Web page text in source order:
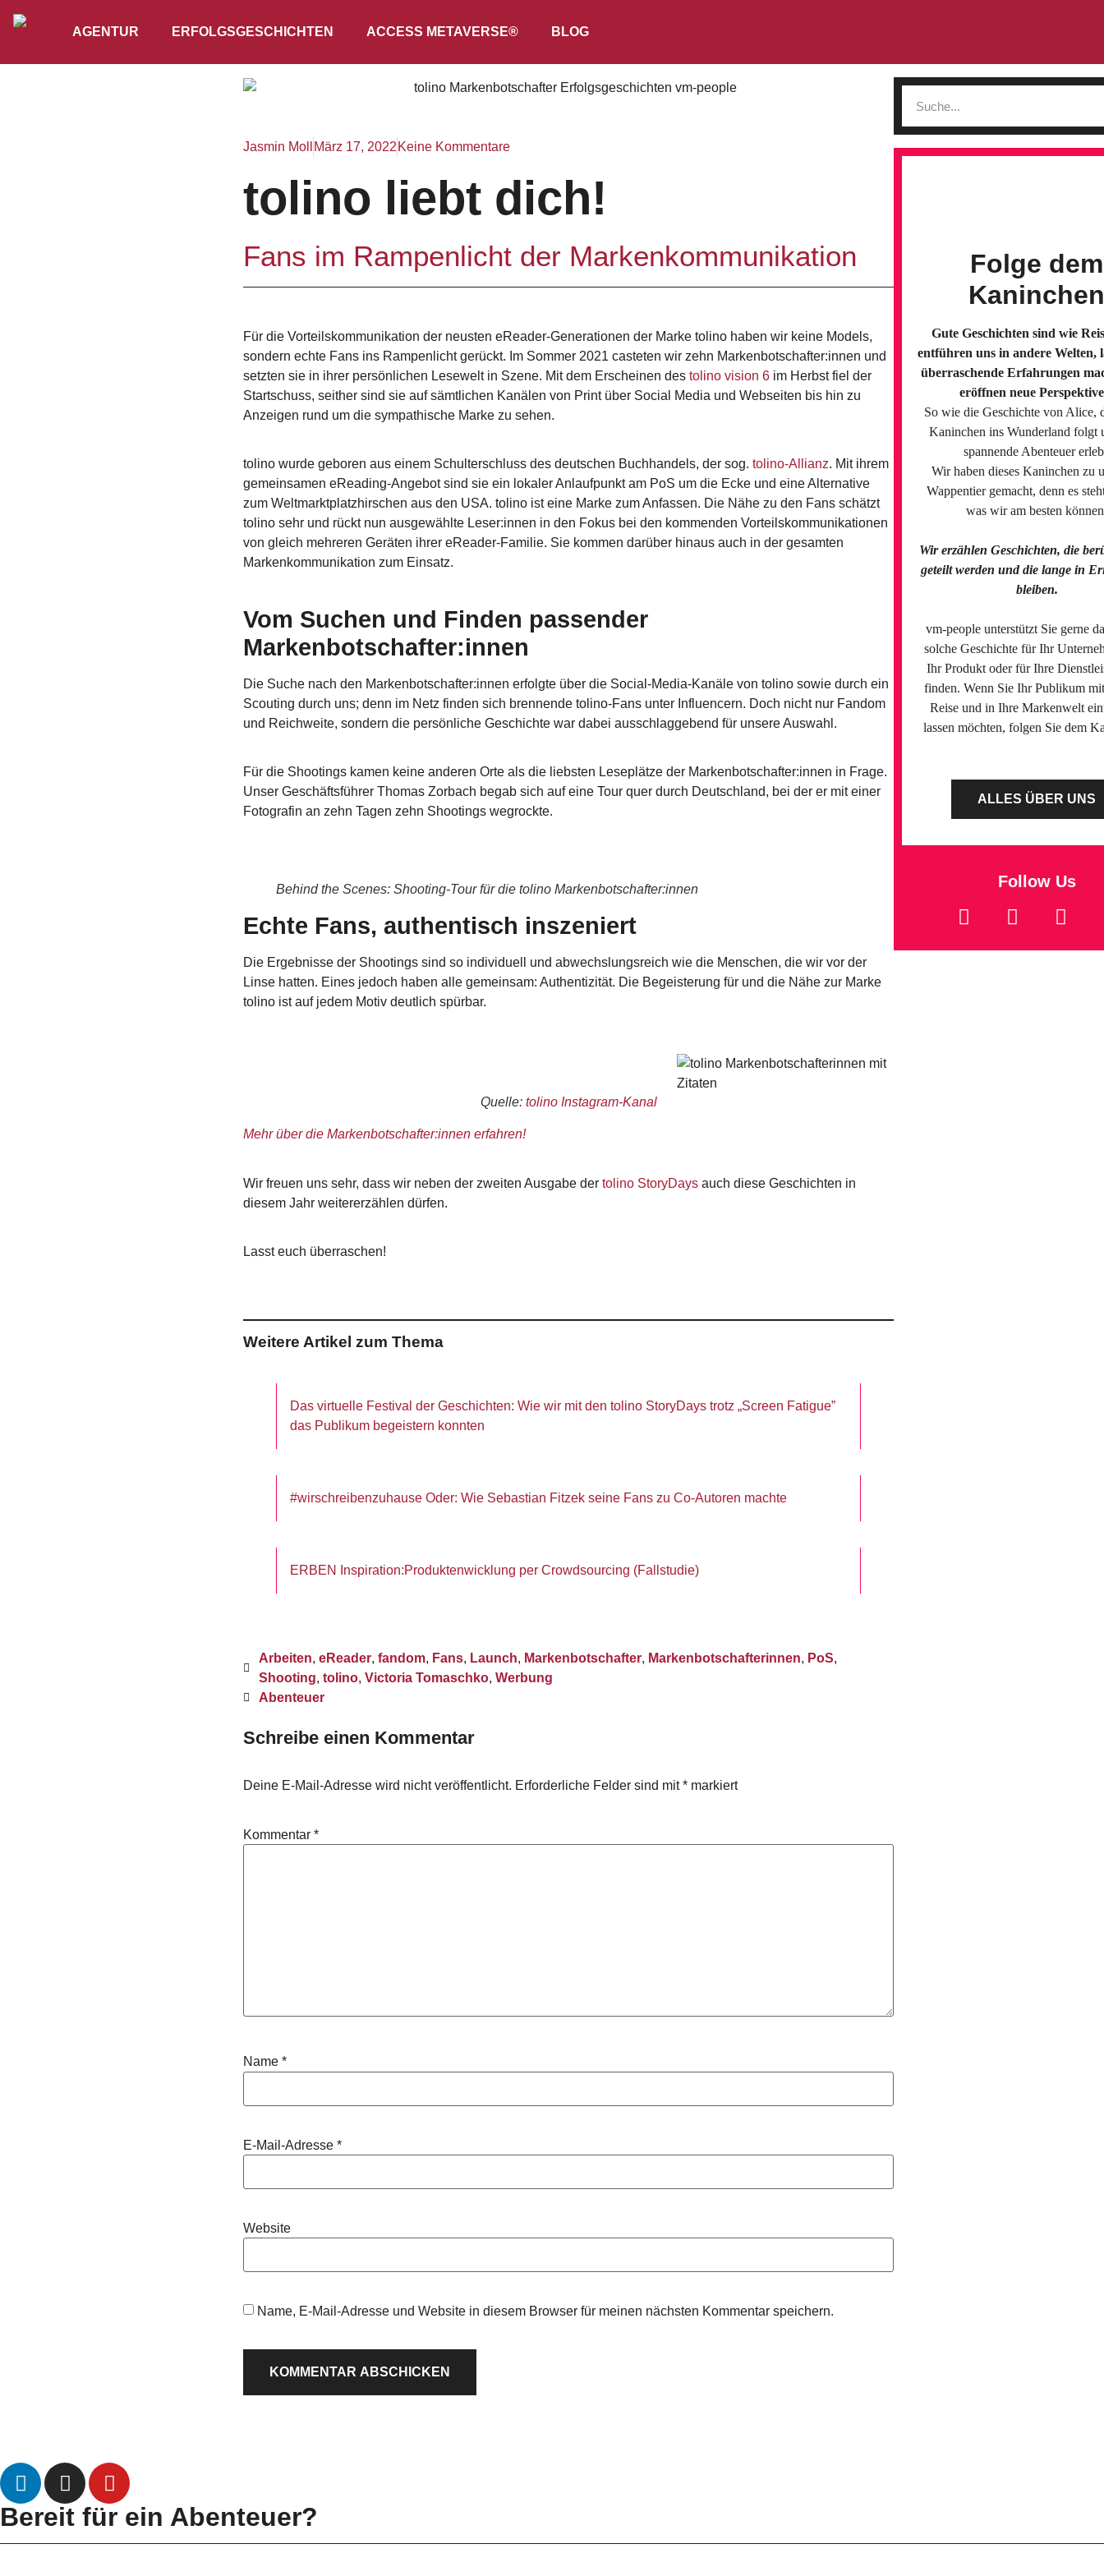
AGENTUR ERFOLGSGESCHICHTEN ACCESS METAVERSE® BLOG
Jasmin Moll März 17, 2022 Keine Kommentare
tolino liebt dich!
Fans im Rampenlicht der Markenkommunikation
Für die Vorteilskommunikation der neusten eReader-Generationen der Marke tolino haben wir keine Models,
sondern echte Fans ins Rampenlicht gerückt. Im Sommer 2021 casteten wir zehn Markenbotschafter:innen und
setzten sie in ihrer persönlichen Lesewelt in Szene. Mit dem Erscheinen des tolino vision 6 im Herbst fiel der
Startschuss, seither sind sie auf sämtlichen Kanälen von Print über Social Media und Webseiten bis hin zu
Anzeigen rund um die sympathische Marke zu sehen.
tolino wurde geboren aus einem Schulterschluss des deutschen Buchhandels, der sog. tolino-Allianz. Mit ihrem
gemeinsamen eReading-Angebot sind sie ein lokaler Anlaufpunkt am PoS um die Ecke und eine Alternative
zum Weltmarktplatzhirschen aus den USA. tolino ist eine Marke zum Anfassen. Die Nähe zu den Fans schätzt
tolino sehr und rückt nun ausgewählte Leser:innen in den Fokus bei den kommenden Vorteilskommunikationen
von gleich mehreren Geräten ihrer eReader-Familie. Sie kommen darüber hinaus auch in der gesamten
Markenkommunikation zum Einsatz.
Vom Suchen und Finden passender
Markenbotschafter:innen
Die Suche nach den Markenbotschafter:innen erfolgte über die Social-Media-Kanäle von tolino sowie durch ein
Scouting durch uns; denn im Netz finden sich brennende tolino-Fans unter Influencern. Doch nicht nur Fandom
und Reichweite, sondern die persönliche Geschichte war dabei ausschlaggebend für unsere Auswahl.
Für die Shootings kamen keine anderen Orte als die liebsten Leseplätze der Markenbotschafter:innen in Frage.
Unser Geschäftsführer Thomas Zorbach begab sich auf eine Tour quer durch Deutschland, bei der er mit einer
Fotografin an zehn Tagen zehn Shootings wegrockte.
Behind the Scenes: Shooting-Tour für die tolino Markenbotschafter:innen
Echte Fans, authentisch inszeniert
Die Ergebnisse der Shootings sind so individuell und abwechslungsreich wie die Menschen, die wir vor der
Linse hatten. Eines jedoch haben alle gemeinsam: Authentizität. Die Begeisterung für und die Nähe zur Marke
tolino ist auf jedem Motiv deutlich spürbar.
Quelle: tolino Instagram-Kanal
Mehr über die Markenbotschafter:innen erfahren!
Wir freuen uns sehr, dass wir neben der zweiten Ausgabe der tolino StoryDays auch diese Geschichten in
diesem Jahr weitererzählen dürfen.
Lasst euch überraschen!
Weitere Artikel zum Thema
Das virtuelle Festival der Geschichten: Wie wir mit den tolino StoryDays trotz „Screen Fatigue”
das Publikum begeistern konnten
#wirschreibenzuhause Oder: Wie Sebastian Fitzek seine Fans zu Co-Autoren machte
ERBEN Inspiration:Produktenwicklung per Crowdsourcing (Fallstudie)
Arbeiten, eReader, fandom, Fans, Launch, Markenbotschafter, Markenbotschafterinnen, PoS,
Shooting, tolino, Victoria Tomaschko, Werbung
Abenteuer
Schreibe einen Kommentar
Deine E-Mail-Adresse wird nicht veröffentlicht. Erforderliche Felder sind mit* markiert
Kommentar *
Name *
E-Mail-Adresse *
Website
Name, E-Mail-Adresse und Website in diesem Browser für meinen nächsten Kommentar speichern.
Folge dem
Gute Geschichten sind wie
entführen uns in andere Welten,
überraschende Erfahrungen
eröffnen neue
So wie die Geschichte von Alice,
Kaninchen ins Wunderland folgt
spannende Abenteuer
Wir haben dieses Kaninchen zu
Wappentier gemacht, denn es
was wir am besten
Wir erzählen Geschichten, die
geteilt werden und die lange in
bleiben.
vm-people unterstützt Sie gerne
solche Geschichte für Ihr
Ihr Produkt oder für Ihre
finden. Wenn Sie Ihr Publikum
Reise und in Ihre Markenwelt
lassen möchten, folgen Sie dem
ALLES ÜBER UNS
Follow Us
Bereit für ein Abenteuer?